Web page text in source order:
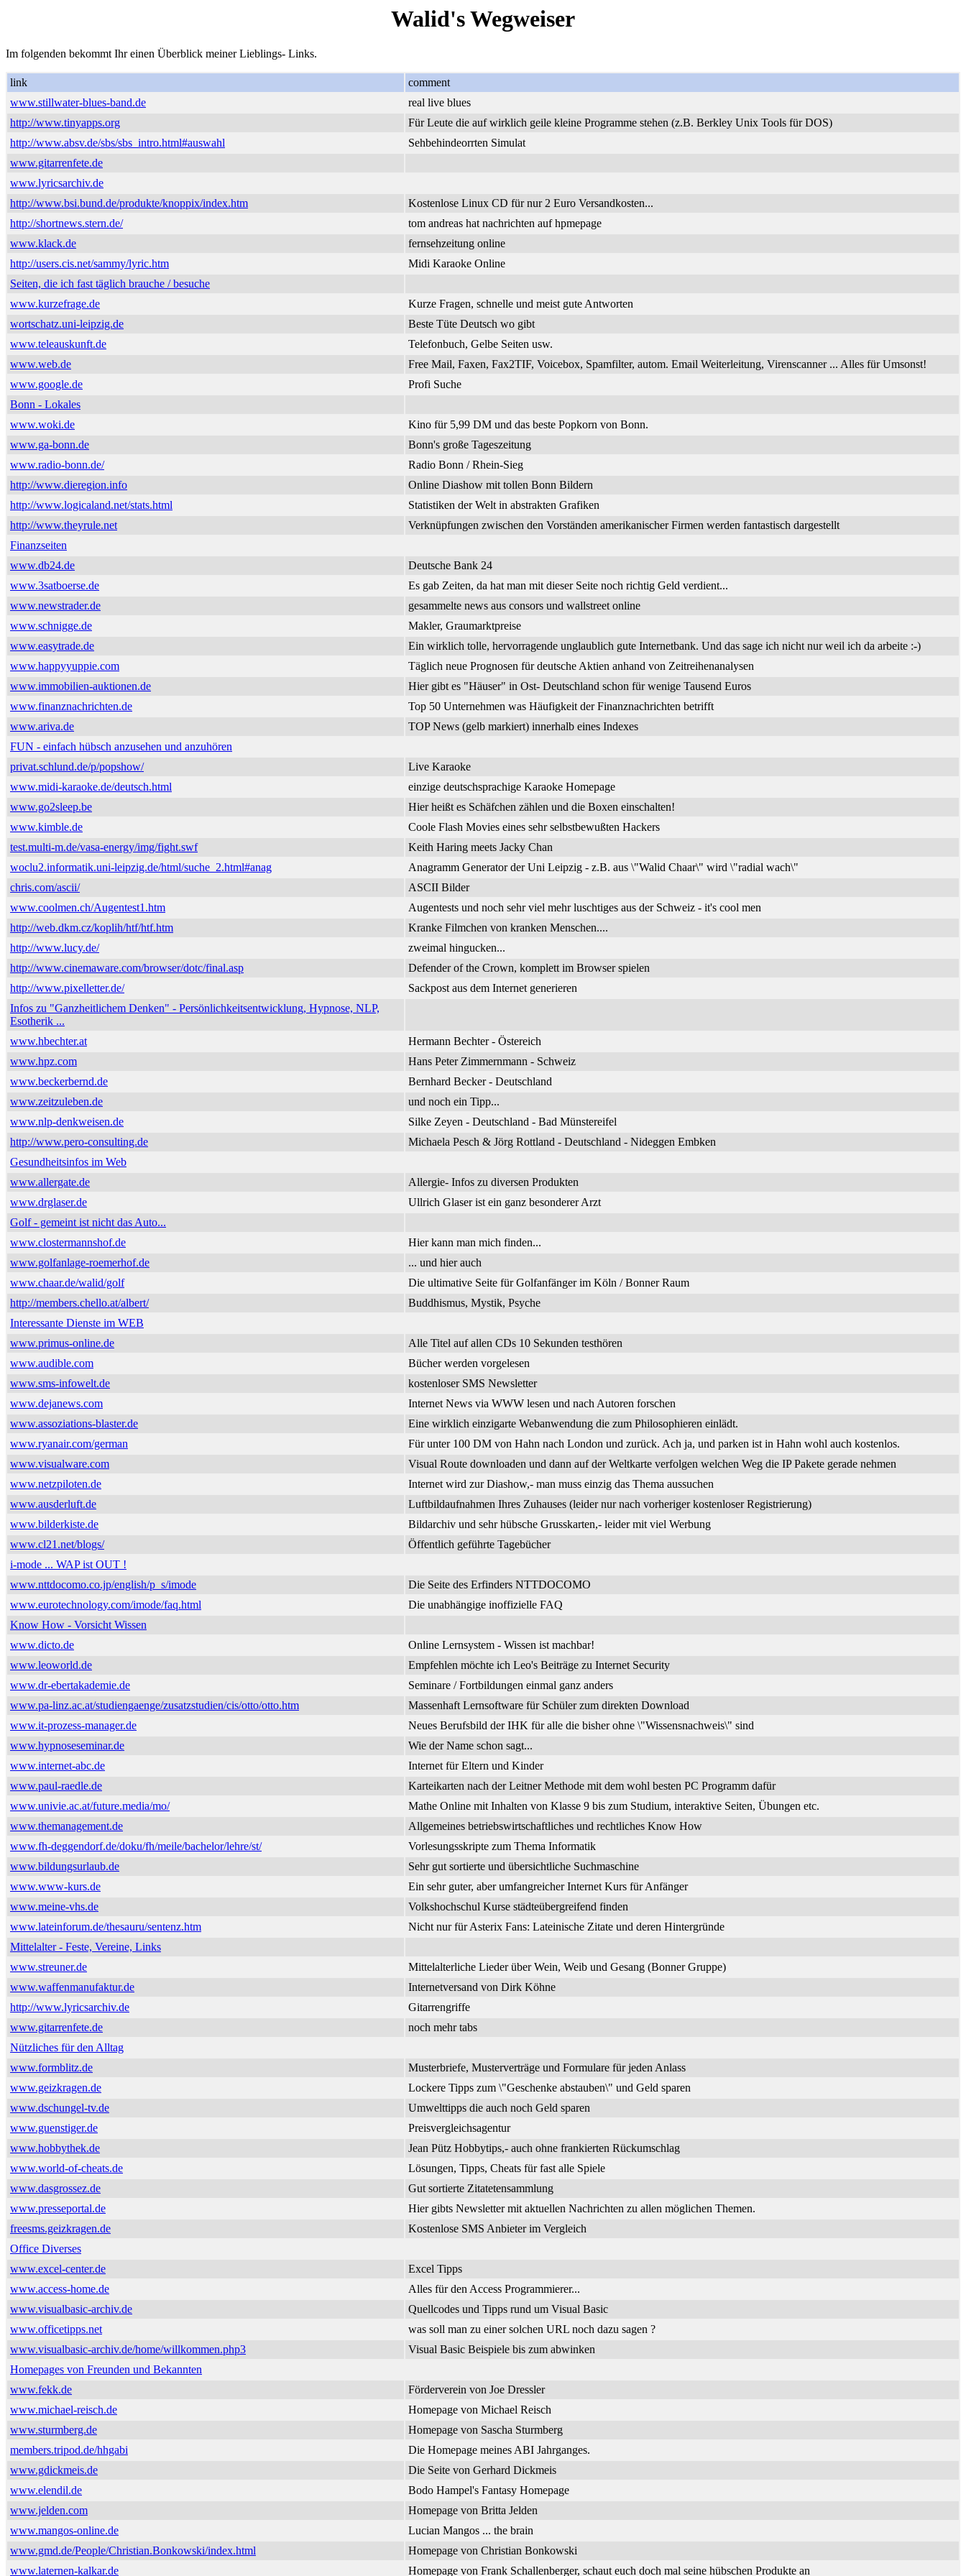
Walid's Wegweiser
Im folgenden bekommt Ihr einen Überblick meiner Lieblings- Links.
link
comment
www.stillwater-blues-band.de
real live blues
http://www.tinyapps.org
Für Leute die auf wirklich geile kleine Programme stehen (z.B. Berkley Unix Tools für DOS)
http://www.absv.de/sbs/sbs_intro.html#auswahl
Sehbehindeorrten Simulat
www.gitarrenfete.de
www.lyricsarchiv.de
http://www.bsi.bund.de/produkte/knoppix/index.htm
Kostenlose Linux CD für nur 2 Euro Versandkosten...
http://shortnews.stern.de/
tom andreas hat nachrichten auf hpmepage
www.klack.de
fernsehzeitung online
http://users.cis.net/sammy/lyric.htm
Midi Karaoke Online
Seiten, die ich fast täglich brauche / besuche
www.kurzefrage.de
Kurze Fragen, schnelle und meist gute Antworten
wortschatz.uni-leipzig.de
Beste Tüte Deutsch wo gibt
www.teleauskunft.de
Telefonbuch, Gelbe Seiten usw.
www.web.de
Free Mail, Faxen, Fax2TIF, Voicebox, Spamfilter, autom. Email Weiterleitung, Virenscanner ... Alles für Umsonst!
www.google.de
Profi Suche
Bonn - Lokales
www.woki.de
Kino für 5,99 DM und das beste Popkorn von Bonn.
www.ga-bonn.de
Bonn's große Tageszeitung
www.radio-bonn.de/
Radio Bonn / Rhein-Sieg
http://www.dieregion.info
Online Diashow mit tollen Bonn Bildern
http://www.logicaland.net/stats.html
Statistiken der Welt in abstrakten Grafiken
http://www.theyrule.net
Verknüpfungen zwischen den Vorständen amerikanischer Firmen werden fantastisch dargestellt
Finanzseiten
www.db24.de
Deutsche Bank 24
www.3satboerse.de
Es gab Zeiten, da hat man mit dieser Seite noch richtig Geld verdient...
www.newstrader.de
gesammelte news aus consors und wallstreet online
www.schnigge.de
Makler, Graumarktpreise
www.easytrade.de
Ein wirklich tolle, hervorragende unglaublich gute Internetbank. Und das sage ich nicht nur weil ich da arbeite :-)
www.happyyuppie.com
Täglich neue Prognosen für deutsche Aktien anhand von Zeitreihenanalysen
www.immobilien-auktionen.de
Hier gibt es "Häuser" in Ost- Deutschland schon für wenige Tausend Euros
www.finanznachrichten.de
Top 50 Unternehmen was Häufigkeit der Finanznachrichten betrifft
www.ariva.de
TOP News (gelb markiert) innerhalb eines Indexes
FUN - einfach hübsch anzusehen und anzuhören
privat.schlund.de/p/popshow/
Live Karaoke
www.midi-karaoke.de/deutsch.html
einzige deutschsprachige Karaoke Homepage
www.go2sleep.be
Hier heißt es Schäfchen zählen und die Boxen einschalten!
www.kimble.de
Coole Flash Movies eines sehr selbstbewußten Hackers
test.multi-m.de/vasa-energy/img/fight.swf
Keith Haring meets Jacky Chan
woclu2.informatik.uni-leipzig.de/html/suche_2.html#anag
Anagramm Generator der Uni Leipzig - z.B. aus \"Walid Chaar\" wird \"radial wach\"
chris.com/ascii/
ASCII Bilder
www.coolmen.ch/Augentest1.htm
Augentests und noch sehr viel mehr luschtiges aus der Schweiz - it's cool men
http://web.dkm.cz/koplih/htf/htf.htm
Kranke Filmchen von kranken Menschen....
http://www.lucy.de/
zweimal hingucken...
http://www.cinemaware.com/browser/dotc/final.asp
Defender of the Crown, komplett im Browser spielen
http://www.pixelletter.de/
Sackpost aus dem Internet generieren
Infos zu "Ganzheitlichem Denken" - Persönlichkeitsentwicklung, Hypnose, NLP,
Esotherik ...
www.hbechter.at
Hermann Bechter - Östereich
www.hpz.com
Hans Peter Zimmernmann - Schweiz
www.beckerbernd.de
Bernhard Becker - Deutschland
www.zeitzuleben.de
und noch ein Tipp...
www.nlp-denkweisen.de
Silke Zeyen - Deutschland - Bad Münstereifel
http://www.pero-consulting.de
Michaela Pesch & Jörg Rottland - Deutschland - Nideggen Embken
Gesundheitsinfos im Web
www.allergate.de
Allergie- Infos zu diversen Produkten
www.drglaser.de
Ullrich Glaser ist ein ganz besonderer Arzt
Golf - gemeint ist nicht das Auto...
www.clostermannshof.de
Hier kann man mich finden...
www.golfanlage-roemerhof.de
... und hier auch
www.chaar.de/walid/golf
Die ultimative Seite für Golfanfänger im Köln / Bonner Raum
http://members.chello.at/albert/
Buddhismus, Mystik, Psyche
Interessante Dienste im WEB
www.primus-online.de
Alle Titel auf allen CDs 10 Sekunden testhören
www.audible.com
Bücher werden vorgelesen
www.sms-infowelt.de
kostenloser SMS Newsletter
www.dejanews.com
Internet News via WWW lesen und nach Autoren forschen
www.assoziations-blaster.de
Eine wirklich einzigarte Webanwendung die zum Philosophieren einlädt.
www.ryanair.com/german
Für unter 100 DM von Hahn nach London und zurück. Ach ja, und parken ist in Hahn wohl auch kostenlos.
www.visualware.com
Visual Route downloaden und dann auf der Weltkarte verfolgen welchen Weg die IP Pakete gerade nehmen
www.netzpiloten.de
Internet wird zur Diashow,- man muss einzig das Thema aussuchen
www.ausderluft.de
Luftbildaufnahmen Ihres Zuhauses (leider nur nach vorheriger kostenloser Registrierung)
www.bilderkiste.de
Bildarchiv und sehr hübsche Grusskarten,- leider mit viel Werbung
www.cl21.net/blogs/
Öffentlich geführte Tagebücher
i-mode ... WAP ist OUT !
www.nttdocomo.co.jp/english/p_s/imode
Die Seite des Erfinders NTTDOCOMO
www.eurotechnology.com/imode/faq.html
Die unabhängige inoffizielle FAQ
Know How - Vorsicht Wissen
www.dicto.de
Online Lernsystem - Wissen ist machbar!
www.leoworld.de
Empfehlen möchte ich Leo's Beiträge zu Internet Security
www.dr-ebertakademie.de
Seminare / Fortbildungen einmal ganz anders
www.pa-linz.ac.at/studiengaenge/zusatzstudien/cis/otto/otto.htm
Massenhaft Lernsoftware für Schüler zum direkten Download
www.it-prozess-manager.de
Neues Berufsbild der IHK für alle die bisher ohne \"Wissensnachweis\" sind
www.hypnoseseminar.de
Wie der Name schon sagt...
www.internet-abc.de
Internet für Eltern und Kinder
www.paul-raedle.de
Karteikarten nach der Leitner Methode mit dem wohl besten PC Programm dafür
www.univie.ac.at/future.media/mo/
Mathe Online mit Inhalten von Klasse 9 bis zum Studium, interaktive Seiten, Übungen etc.
www.themanagement.de
Allgemeines betriebswirtschaftliches und rechtliches Know How
www.fh-deggendorf.de/doku/fh/meile/bachelor/lehre/st/
Vorlesungsskripte zum Thema Informatik
www.bildungsurlaub.de
Sehr gut sortierte und übersichtliche Suchmaschine
www.www-kurs.de
Ein sehr guter, aber umfangreicher Internet Kurs für Anfänger
www.meine-vhs.de
Volkshochschul Kurse städteübergreifend finden
www.lateinforum.de/thesauru/sentenz.htm
Nicht nur für Asterix Fans: Lateinische Zitate und deren Hintergründe
Mittelalter - Feste, Vereine, Links
www.streuner.de
Mittelalterliche Lieder über Wein, Weib und Gesang (Bonner Gruppe)
www.waffenmanufaktur.de
Internetversand von Dirk Köhne
http://www.lyricsarchiv.de
Gitarrengriffe
www.gitarrenfete.de
noch mehr tabs
Nützliches für den Alltag
www.formblitz.de
Musterbriefe, Musterverträge und Formulare für jeden Anlass
www.geizkragen.de
Lockere Tipps zum \"Geschenke abstauben\" und Geld sparen
www.dschungel-tv.de
Umwelttipps die auch noch Geld sparen
www.guenstiger.de
Preisvergleichsagentur
www.hobbythek.de
Jean Pütz Hobbytips,- auch ohne frankierten Rückumschlag
www.world-of-cheats.de
Lösungen, Tipps, Cheats für fast alle Spiele
www.dasgrossez.de
Gut sortierte Zitatetensammlung
www.presseportal.de
Hier gibts Newsletter mit aktuellen Nachrichten zu allen möglichen Themen.
freesms.geizkragen.de
Kostenlose SMS Anbieter im Vergleich
Office Diverses
www.excel-center.de
Excel Tipps
www.access-home.de
Alles für den Access Programmierer...
www.visualbasic-archiv.de
Quellcodes und Tipps rund um Visual Basic
www.officetipps.net
was soll man zu einer solchen URL noch dazu sagen ?
www.visualbasic-archiv.de/home/willkommen.php3
Visual Basic Beispiele bis zum abwinken
Homepages von Freunden und Bekannten
www.fekk.de
Förderverein von Joe Dressler
www.michael-reisch.de
Homepage von Michael Reisch
www.sturmberg.de
Homepage von Sascha Sturmberg
members.tripod.de/hhgabi
Die Homepage meines ABI Jahrganges.
www.gdickmeis.de
Die Seite von Gerhard Dickmeis
www.elendil.de
Bodo Hampel's Fantasy Homepage
www.jelden.com
Homepage von Britta Jelden
www.mangos-online.de
Lucian Mangos ... the brain
www.gmd.de/People/Christian.Bonkowski/index.html
Homepage von Christian Bonkowski
www.laternen-kalkar.de
Homepage von Frank Schallenberger, schaut euch doch mal seine hübschen Produkte an